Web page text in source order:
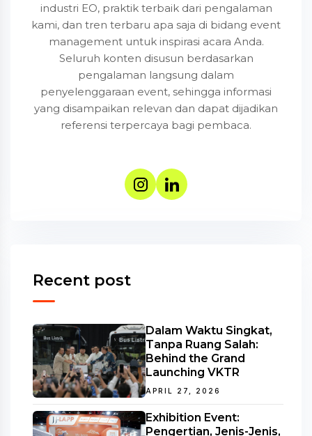
industri EO, praktik terbaik dari pengalaman
kami, dan tren terbaru apa saja di bidang event
management untuk inspirasi acara Anda.
Seluruh konten disusun berdasarkan
pengalaman langsung dalam
penyelenggaraan event, sehingga informasi
yang disampaikan relevan dan dapat dijadikan
referensi terpercaya bagi pembaca.
Recent post
Dalam Waktu Singkat,
Tanpa Ruang Salah:
Behind the Grand
Launching VKTR
APRIL 27, 2026
Exhibition Event:
Pengertian, Jenis-Jenis,